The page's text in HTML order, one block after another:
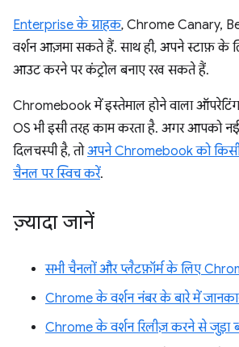
Enterprise के ग्राहक, Chrome Canary,
वर्शन आज़मा सकते हैं. साथ ही, अपने स्टाफ़ के
आउट करने पर कंट्रोल बनाए रख सकते हैं.
Chromebook में इस्तेमाल होने वाला
OS भी इसी तरह काम करता है. अगर आपको
दिलचस्पी है, तोअपने Chromebook को
चैनल पर स्विच करें.
ज़्यादा जानें
सभी चैनलों और प्लैटफ़ॉर्म के लिए
Chrome के वर्शन नंबर के बारे में
Chrome के वर्शन रिलीज़ करने से जुड़ा